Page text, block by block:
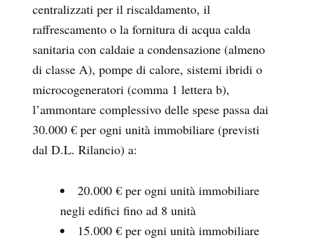
centralizzati per il riscaldamento, il
raffrescamento o la fornitura di acqua calda
sanitaria con caldaie a condensazione (almeno
di classe A), pompe di calore, sistemi ibridi o
microcogeneratori (comma 1 lettera b),
l’ammontare complessivo delle spese passa dai
30.000 € per ogni unità immobiliare (previsti
dal D.L. Rilancio) a:
20.000 € per ogni unità immobiliare
negli edifici fino ad 8 unità
15.000 € per ogni unità immobiliare